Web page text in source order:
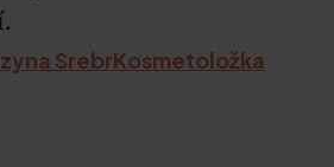
SrebrKosmetoložka